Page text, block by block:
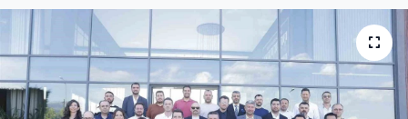
YEREL HABER
Haberde insan